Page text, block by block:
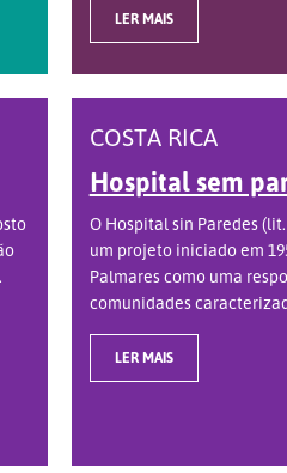
LER MAIS
COSTA RICA
Hospital sem
O Hospital sin Paredes
um projeto iniciado em
Palmares como uma
comunidades
LER MAIS